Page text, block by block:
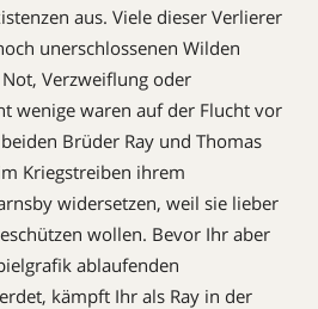
aus. Viele dieser Verlierer
unerschlossenen Wilden
Verzweiflung oder
wenige waren auf der Flucht vor
Brüder Ray und Thomas
Kriegstreiben ihrem
widersetzen, weil sie lieber
wollen. Bevor Ihr aber
ablaufenden
kämpft Ihr als Ray in der